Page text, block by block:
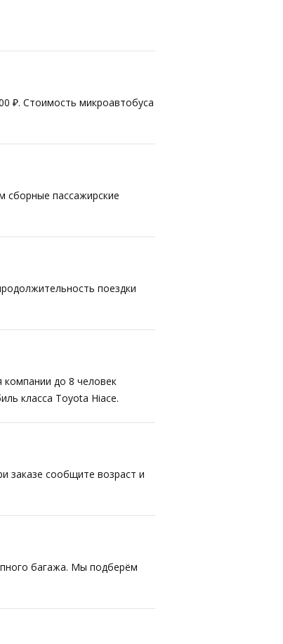
₽. Стоимость микроавтобуса
сборные пассажирские
поездки
компании до 8 человек
класса Toyota Hiace.
заказе сообщите возраст и
багажа. Мы подберём